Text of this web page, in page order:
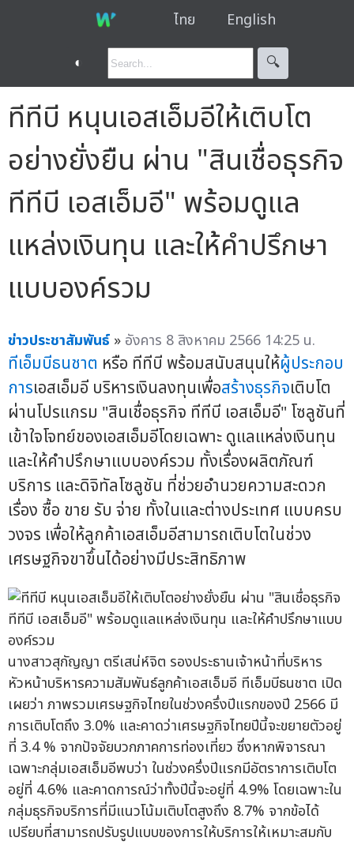
ไทย English
◐ 🔍︎
ทีทีบี หนุนเอสเอ็มอีให้เติบโต
อย่างยั่งยืน ผ่าน "สินเชื่อธุรกิจ
ทีทีบี เอสเอ็มอี" พร้อมดูแล
แหล่งเงินทุน และให้คำปรึกษา
แบบองค์รวม
ข่าวประชาสัมพันธ์ » อังคาร 8 สิงหาคม 2566 14:25 น.
ทีเอ็มบีธนชาต หรือ ทีทีบี พร้อมสนับสนุนให้ผู้ประกอบ
การเอสเอ็มอี บริหารเงินลงทุนเพื่อสร้างธุรกิจเติบโต
ผ่านโปรแกรม "สินเชื่อธุรกิจ ทีทีบี เอสเอ็มอี" โซลูชันที่
เข้าใจโจทย์ของเอสเอ็มอีโดยเฉพาะ ดูแลแหล่งเงินทุน
และให้คำปรึกษาแบบองค์รวม ทั้งเรื่องผลิตภัณฑ์
บริการ และดิจิทัลโซลูชัน ที่ช่วยอำนวยความสะดวก
เรื่อง ซื้อ ขาย รับ จ่าย ทั้งในและต่างประเทศ แบบครบ
วงจร เพื่อให้ลูกค้าเอสเอ็มอีสามารถเติบโตในช่วง
เศรษฐกิจขาขึ้นได้อย่างมีประสิทธิภาพ
นางสาวสุกัญญา ตรีเสน่ห์จิต รองประธานเจ้าหน้าที่บริหาร
หัวหน้าบริหารความสัมพันธ์ลูกค้าเอสเอ็มอี ทีเอ็มบีธนชาต เปิด
เผยว่า ภาพรวมเศรษฐกิจไทยในช่วงครึ่งปีแรกของปี 2566 มี
การเติบโตถึง 3.0% และคาดว่าเศรษฐกิจไทยปีนี้จะขยายตัวอยู่
ที่ 3.4 % จากปัจจัยบวกภาคการท่องเที่ยว ซึ่งหากพิจารณา
เฉพาะกลุ่มเอสเอ็มอีพบว่า ในช่วงครึ่งปีแรกมีอัตราการเติบโต
อยู่ที่ 4.6% และคาดการณ์ว่าทั้งปีนี้จะอยู่ที่ 4.9% โดยเฉพาะใน
กลุ่มธุรกิจบริการที่มีแนวโน้มเติบโตสูงถึง 8.7% จากข้อได้
เปรียบที่สามารถปรับรูปแบบของการให้บริการให้เหมาะสมกับ